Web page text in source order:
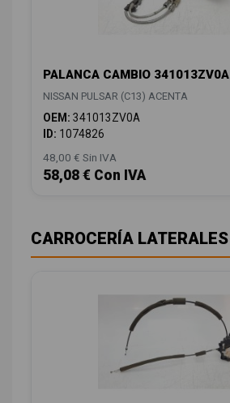
PALANCA CAMBIO 341013ZV0A
NISSAN PULSAR (C13) ACENTA
OEM: 341013ZV0A
ID: 1074826
48,00 € Sin IVA
58,08 € Con IVA
CARROCERÍA LATERALES